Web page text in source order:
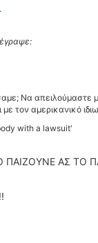
έγραψε:
Να απειλούμαστε
τον αμερικανικό
with a lawsuit'
ΠΑΙΖΟΥΝΕ ΑΣ ΤΟ